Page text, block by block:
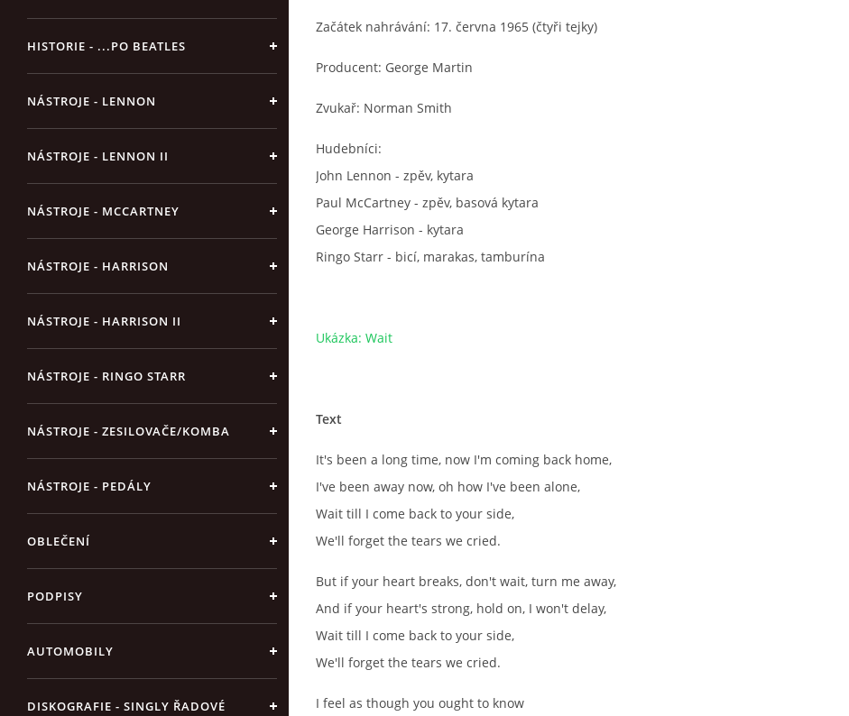
HISTORIE - ...PO BEATLES
NÁSTROJE - LENNON
NÁSTROJE - LENNON II
NÁSTROJE - MCCARTNEY
NÁSTROJE - HARRISON
NÁSTROJE - HARRISON II
NÁSTROJE - RINGO STARR
NÁSTROJE - ZESILOVAČE/KOMBA
NÁSTROJE - PEDÁLY
OBLEČENÍ
PODPISY
AUTOMOBILY
DISKOGRAFIE - SINGLY ŘADOVÉ
Začátek nahrávání: 17. června 1965 (čtyři tejky)
Producent: George Martin
Zvukař: Norman Smith
Hudebníci:
John Lennon - zpěv, kytara
Paul McCartney - zpěv, basová kytara
George Harrison - kytara
Ringo Starr - bicí, marakas, tamburína
Ukázka: Wait
Text
It's been a long time, now I'm coming back home,
I've been away now, oh how I've been alone,
Wait till I come back to your side,
We'll forget the tears we cried.
But if your heart breaks, don't wait, turn me away,
And if your heart's strong, hold on, I won't delay,
Wait till I come back to your side,
We'll forget the tears we cried.
I feel as though you ought to know